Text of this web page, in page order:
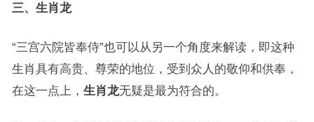
三、生肖龙
“三宫六院皆奉侍”也可以从另一个角度来解读，即这种
生肖具有高贵、尊荣的地位，受到众人的敬仰和供奉，
在这一点上， 生肖龙无疑是最为符合的。